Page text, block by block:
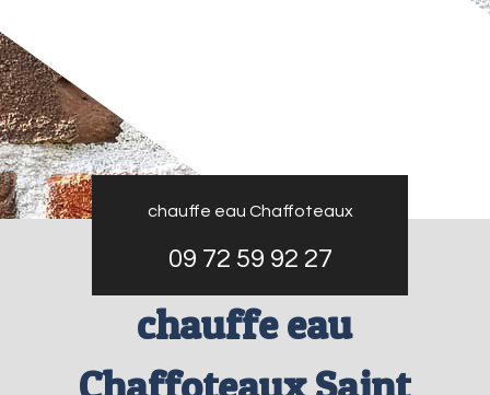
chauffe eau Chaffoteaux
09 72 59 92 27
chauffe eau